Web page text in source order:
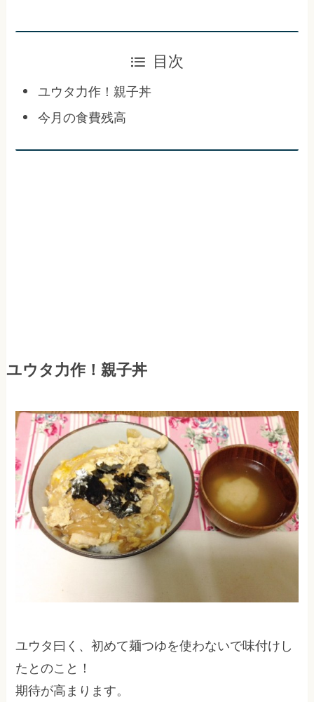
目次
ユウタ力作！親子丼
今月の食費残高
ユウタ力作！親子丼
ユウタ曰く、初めて麺つゆを使わないで味付けし
たとのこと！
期待が高まります。